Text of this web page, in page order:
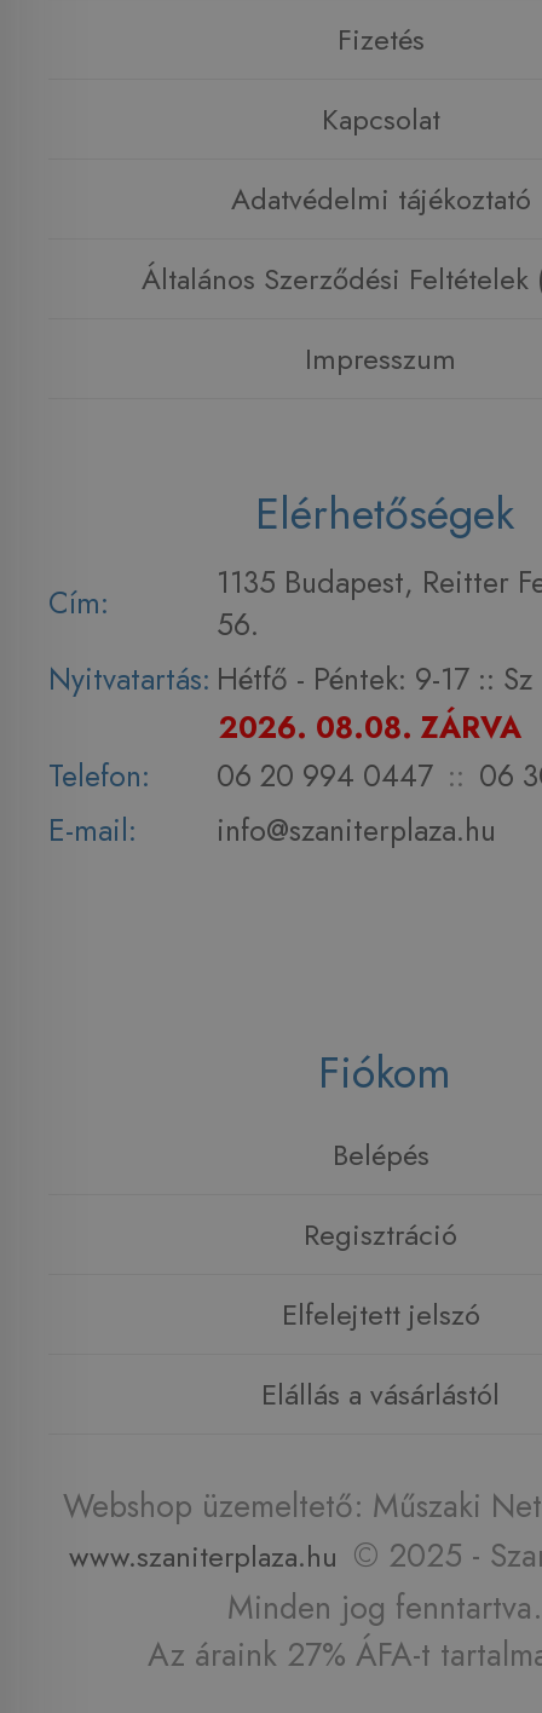
Fizetés
Kapcsolat
Adatvédelmi tájékoztató
Általános Szerződési Feltételek
Impresszum
Elérhetőségek
Cím:
1135 Budapest, Reitter
56.
Nyitvatartás: Hétfő - Péntek: 9-17 :: Sz
2026. 08.08. ZÁRVA
Telefon:
06 20 994 0447 :: 06
E-mail:
info@szaniterplaza.hu
Fiókom
Belépés
Regisztráció
Elfelejtett jelszó
Elállás a vásárlástól
Webshop üzemeltető: Műszaki
www.szaniterplaza.hu © 2025 -
Minden jog fenntartva.
Az áraink 27% ÁFA-t